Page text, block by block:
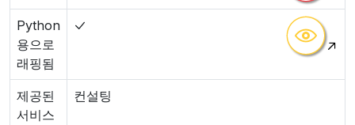
Python
용으로
래핑됨
제공된
서비스
컨설팅